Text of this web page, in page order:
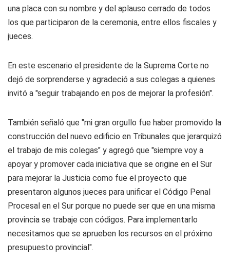
una placa con su nombre y del aplauso cerrado de todos
los que participaron de la ceremonia, entre ellos fiscales y
jueces.
En este escenario el presidente de la Suprema Corte no
dejó de sorprenderse y agradeció a sus colegas a quienes
invitó a "seguir trabajando en pos de mejorar la profesión".
También señaló que "mi gran orgullo fue haber promovido la
construcción del nuevo edificio en Tribunales que jerarquizó
el trabajo de mis colegas" y agregó que "siempre voy a
apoyar y promover cada iniciativa que se origine en el Sur
para mejorar la Justicia como fue el proyecto que
presentaron algunos jueces para unificar el Código Penal
Procesal en el Sur porque no puede ser que en una misma
provincia se trabaje con códigos. Para implementarlo
necesitamos que se aprueben los recursos en el próximo
presupuesto provincial".